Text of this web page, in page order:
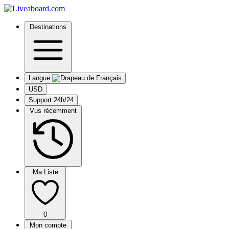
Destinations
Langue
USD
Support 24h/24
Vus récemment
Ma Liste
0
Mon compte